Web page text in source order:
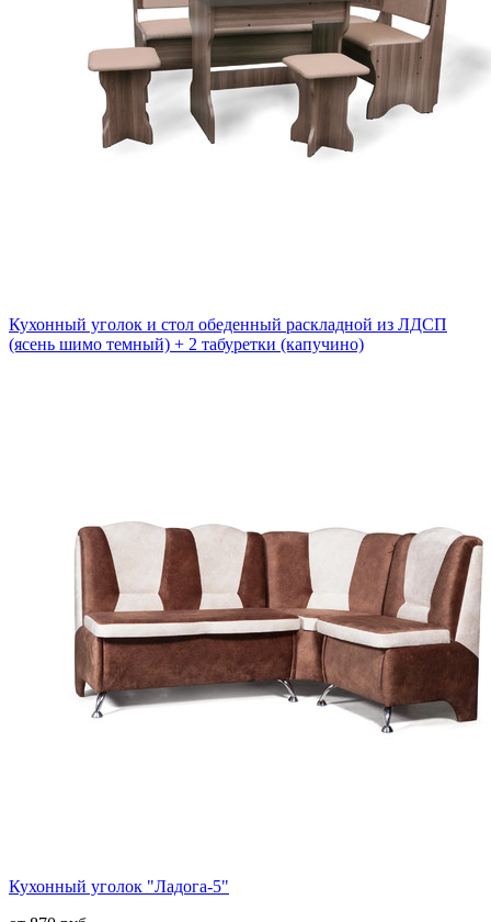
Кухонный уголок и стол обеденный раскладной из ЛДСП
(ясень шимо темный) + 2 табуретки (капучино)
Кухонный уголок "Ладога-5"